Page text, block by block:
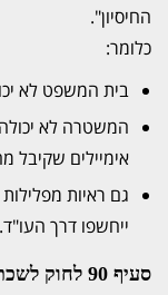
החיסיון".
כלומר:
בית המשפט לא
המשטרה לא יכולה
אימיילים שקיבל
גם ראיות
ייחשפו דרך העו"ד.
סעיף 90 לחוק לשכת עורכי הדין – הנדר האתי